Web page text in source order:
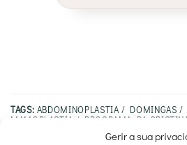
Gerir a sua
TAGS: ABDOMINOPLASTIA / DOMINGAS /
MAMOPLASTIA / PROGRAMA DA